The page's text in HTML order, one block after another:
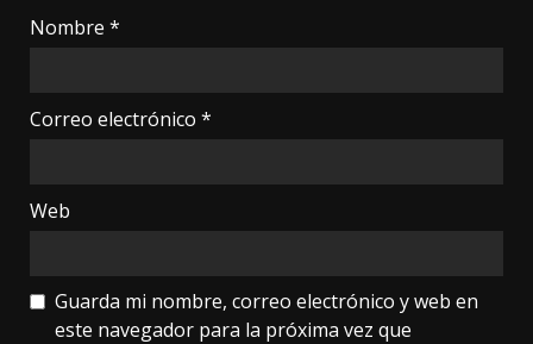
Nombre *
Correo electrónico *
Web
Guarda mi nombre, correo electrónico y web en
este navegador para la próxima vez que